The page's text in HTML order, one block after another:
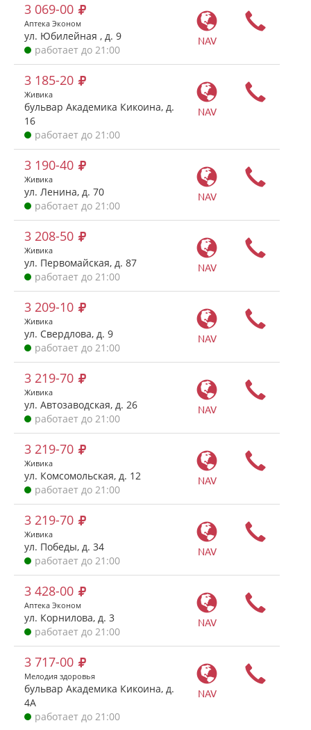
NAV
3 069-00
Аптека Эконом
ул. Юбилейная , д. 9
работает до 21:00
NAV
3 185-20
Живика
бульвар Академика Кикоина, д.
16
работает до 21:00
NAV
3 190-40
Живика
ул. Ленина, д. 70
работает до 21:00
NAV
3 208-50
Живика
ул. Первомайская, д. 87
работает до 21:00
NAV
3 209-10
Живика
ул. Свердлова, д. 9
работает до 21:00
NAV
3 219-70
Живика
ул. Автозаводская, д. 26
работает до 21:00
NAV
3 219-70
Живика
ул. Комсомольская, д. 12
работает до 21:00
NAV
3 219-70
Живика
ул. Победы, д. 34
работает до 21:00
NAV
3 428-00
Аптека Эконом
ул. Корнилова, д. 3
работает до 21:00
NAV
3 717-00
Мелодия здоровья
бульвар Академика Кикоина, д.
4А
работает до 21:00